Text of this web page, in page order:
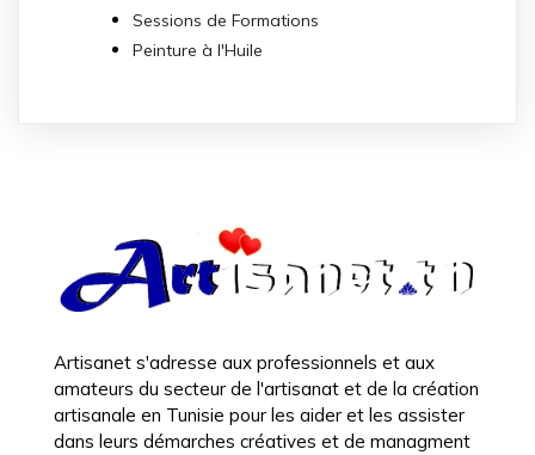
Sessions de Formations
Peinture à l'Huile
Artisanet s'adresse aux professionnels et aux
amateurs du secteur de l'artisanat et de la création
artisanale en Tunisie pour les aider et les assister
dans leurs démarches créatives et de managment